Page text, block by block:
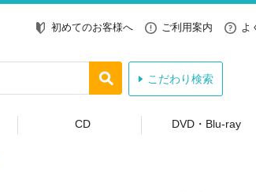
初めてのお客様へ ご利用案内 よ
こだわり検索
CD DVD・Blu-ray